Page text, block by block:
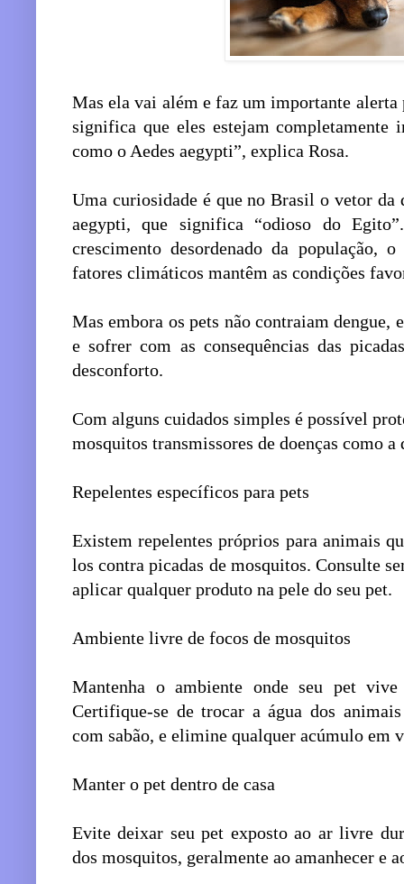
Mas ela vai além e faz um importante alerta
significa que eles estejam completamente
como o Aedes aegypti”, explica Rosa.
Uma curiosidade é que no Brasil o vetor da
aegypti, que significa “odioso do
crescimento desordenado da população,
fatores climáticos mantêm as condições
Mas embora os pets não contraiam dengue,
e sofrer com as consequências das
desconforto.
Com alguns cuidados simples é possível
mosquitos transmissores de doenças como
Repelentes específicos para pets
Existem repelentes próprios para animais
los contra picadas de mosquitos. Consulte
aplicar qualquer produto na pele do seu pet.
Ambiente livre de focos de mosquitos
Mantenha o ambiente onde seu pet
Certifique-se de trocar a água dos
com sabão, e elimine qualquer acúmulo em
Manter o pet dentro de casa
Evite deixar seu pet exposto ao ar livre
dos mosquitos, geralmente ao amanhecer e